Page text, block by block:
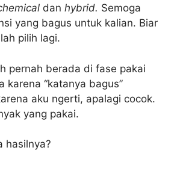
dan hybrid. Semoga
yang bagus untuk kalian. Biar
pilih lagi.
pernah berada di fase pakai
karena “katanya bagus”
aku ngerti, apalagi cocok.
yang pakai.
hasilnya?